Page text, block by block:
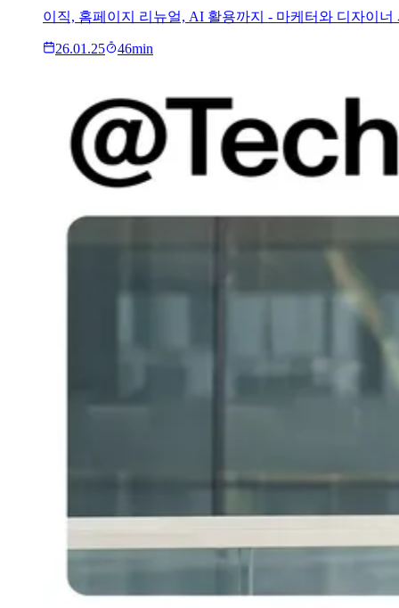
이직, 홈페이지 리뉴얼, AI 활용까지 - 마케터와 디자이
26.01.25 46min